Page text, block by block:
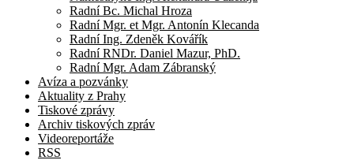
Radní Bc. Michal Hroza
Radní Mgr. et Mgr. Antonín Klecanda
Radní Ing. Zdeněk Kovářík
Radní RNDr. Daniel Mazur, PhD.
Radní Mgr. Adam Zábranský
Avíza a pozvánky
Aktuality z Prahy
Tiskové zprávy
Archiv tiskových zpráv
Videoreportáže
RSS